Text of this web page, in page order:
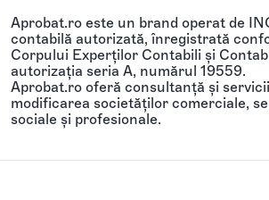
Aprobat.ro este un brand operat de
contabilă autorizată, înregistrată
Corpului Experților Contabili și
autorizația seria A, numărul 19559.
Aprobat.ro oferă consultanță și
modificarea societăților comerciale,
sociale și profesionale.